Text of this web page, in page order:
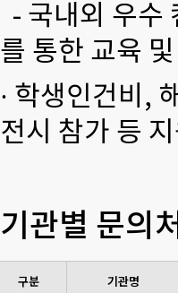
- 국내외 우수
를 통한 교육
· 학생인건비,
전시 참가 등
기관별 문의
구분 기관명